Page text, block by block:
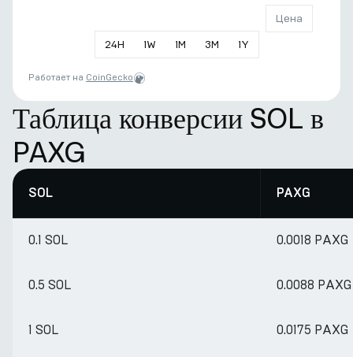
24H 1W 1M 3M 1Y
Цена
Работает на CoinGecko
Таблица конверсии SOL в
PAXG
SOL PAXG
0.1 SOL 0.0018 PAXG
0.5 SOL 0.0088 PAXG
1 SOL 0.0175 PAXG